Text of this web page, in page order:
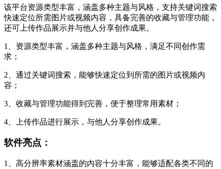
该平台资源类型丰富，涵盖多种主题与风格，支持关键词搜索
快速定位所需图片或视频内容，具备完善的收藏与管理功能，
还可上传作品展示并与他人分享创作成果。
1、资源类型丰富，涵盖多种主题与风格，满足不同创作需
求；
2、通过关键词搜索，能够快速定位到所需的图片或视频内
容；
3、收藏与管理功能得到完善，便于整理常用素材；
4、上传作品进行展示，与他人分享创作成果。
软件亮点：
1、高分辨率素材涵盖的内容十分丰富，能够适配各类不同的